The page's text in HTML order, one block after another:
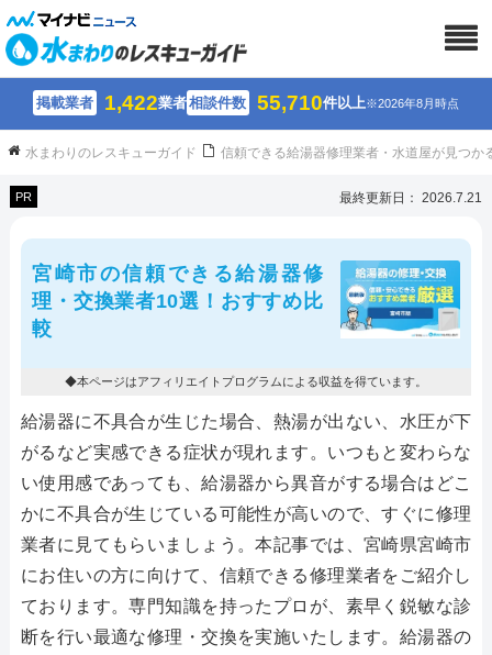
掲載業者 1,422業者相談件数 55,710件以上※2026年8月時点
水まわりのレスキューガイド 信頼できる給湯器修理業者・水道屋が見つか
PR 最終更新日： 2026.7.21
宮崎市の信頼できる給湯器修
理・交換業者10選！おすすめ比
較
◆本ページはアフィリエイトプログラムによる収益を得ています。
給湯器に不具合が生じた場合、熱湯が出ない、水圧が下
がるなど実感できる症状が現れます。いつもと変わらな
い使用感であっても、給湯器から異音がする場合はどこ
かに不具合が生じている可能性が高いので、すぐに修理
業者に見てもらいましょう。本記事では、宮崎県宮崎市
にお住いの方に向けて、信頼できる修理業者をご紹介し
ております。専門知識を持ったプロが、素早く鋭敏な診
断を行い最適な修理・交換を実施いたします。給湯器の